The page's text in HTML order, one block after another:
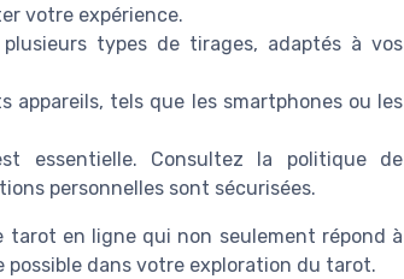
votre expérience.
types de tirages, adaptés à vos
appareils, tels que les smartphones ou les
essentielle. Consultez la politique de
personnelles sont sécurisées.
en ligne qui non seulement répond à
dans votre exploration du tarot.